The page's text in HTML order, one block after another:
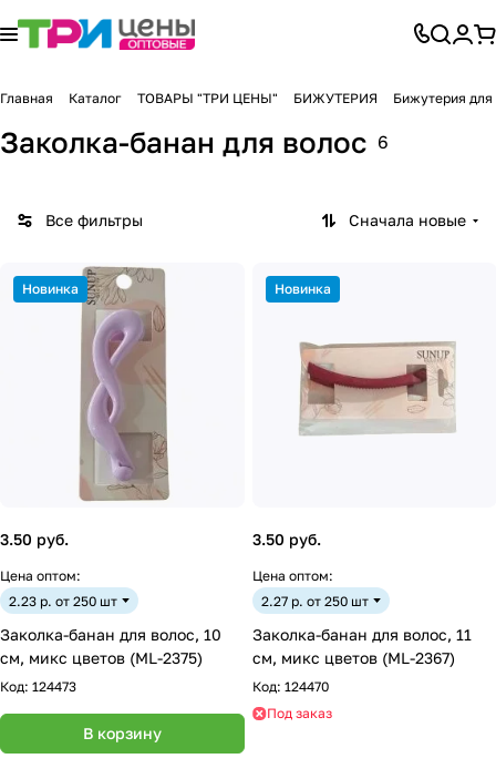
Главная Каталог ТОВАРЫ "ТРИ ЦЕНЫ" БИЖУТЕРИЯ Бижутерия для
Заколка-банан для волос 6
Все фильтры Сначала новые
Новинка
3.50 руб.
Цена оптом:
2.23 р. от 250 шт
Заколка-банан для волос, 10
см, микс цветов (ML-2375)
Код: 124473
В корзину
Новинка
3.50 руб.
Цена оптом:
2.27 р. от 250 шт
Заколка-банан для волос, 11
см, микс цветов (ML-2367)
Код: 124470
Под заказ